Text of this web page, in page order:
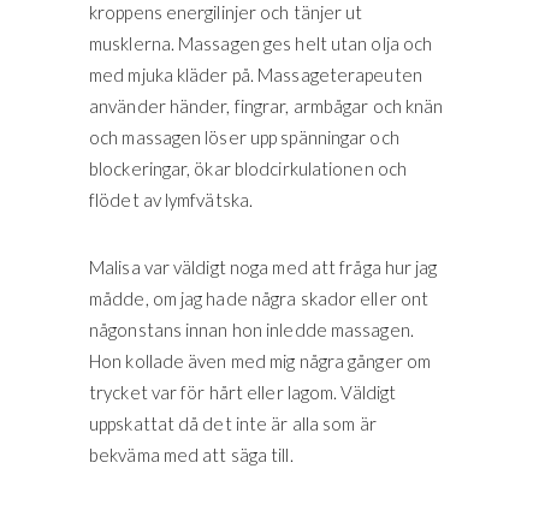
kroppens energilinjer och tänjer ut
musklerna. Massagen ges helt utan olja och
med mjuka kläder på. Massageterapeuten
använder händer, fingrar, armbågar och knän
och massagen löser upp spänningar och
blockeringar, ökar blodcirkulationen och
flödet av lymfvätska.
Malisa var väldigt noga med att fråga hur jag
mådde, om jag hade några skador eller ont
någonstans innan hon inledde massagen.
Hon kollade även med mig några gånger om
trycket var för hårt eller lagom. Väldigt
uppskattat då det inte är alla som är
bekväma med att säga till.